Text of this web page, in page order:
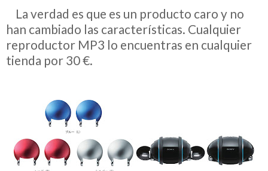
La verdad es que es un producto caro y no
han cambiado las características. Cualquier
reproductor MP3 lo encuentras en cualquier
tienda por 30 €.